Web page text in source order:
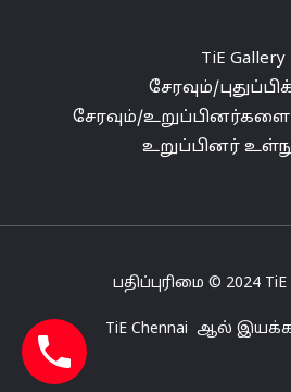
TiE Gallery
சேரவும்/
சேரவும்/உறுப்பினர்களை
உறுப்பினர்
பதிப்புரிமை © 2024 TiE
TiE Chennai ஆல்